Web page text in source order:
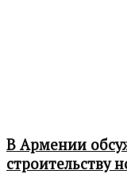
В Армении
строительству